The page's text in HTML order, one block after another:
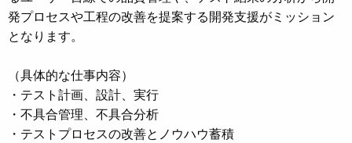
発プロセスや工程の改善を提案する開発支援がミッション
となります。
（具体的な仕事内容）
・テスト計画、設計、実行
・不具合管理、不具合分析
・テストプロセスの改善とノウハウ蓄積